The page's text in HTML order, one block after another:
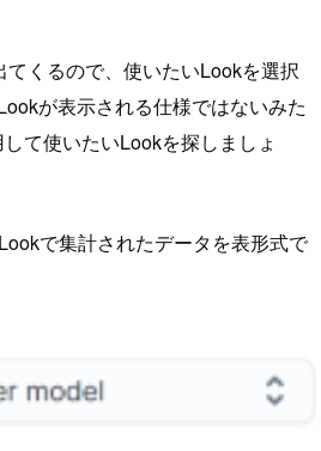
くるので、使いたいLookを選択
が表示される仕様ではないみた
て使いたいLookを探しましょ
で集計されたデータを表形式で